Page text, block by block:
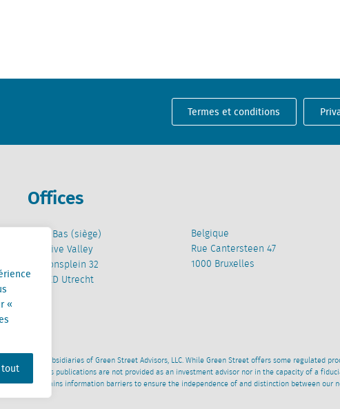
«
Termes et conditions
Offices
Pays-Bas (siège)
Creative Valley
Stationsplein 32
3511 ED Utrecht
Belgique
Rue Cantersteen 47
1000 Bruxelles
wholly-owned subsidiaries of Green Street Advisors, LLC. While Green Street offers some regulated
global News publications are not provided as an investment advisor nor in the capacity of a
maintains information barriers to ensure the independence of and distinction between our